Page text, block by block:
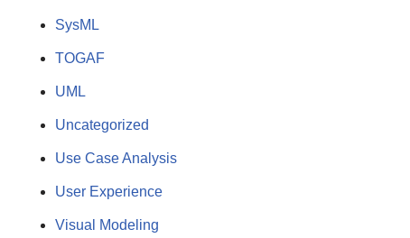
SysML
TOGAF
UML
Uncategorized
Use Case Analysis
User Experience
Visual Modeling